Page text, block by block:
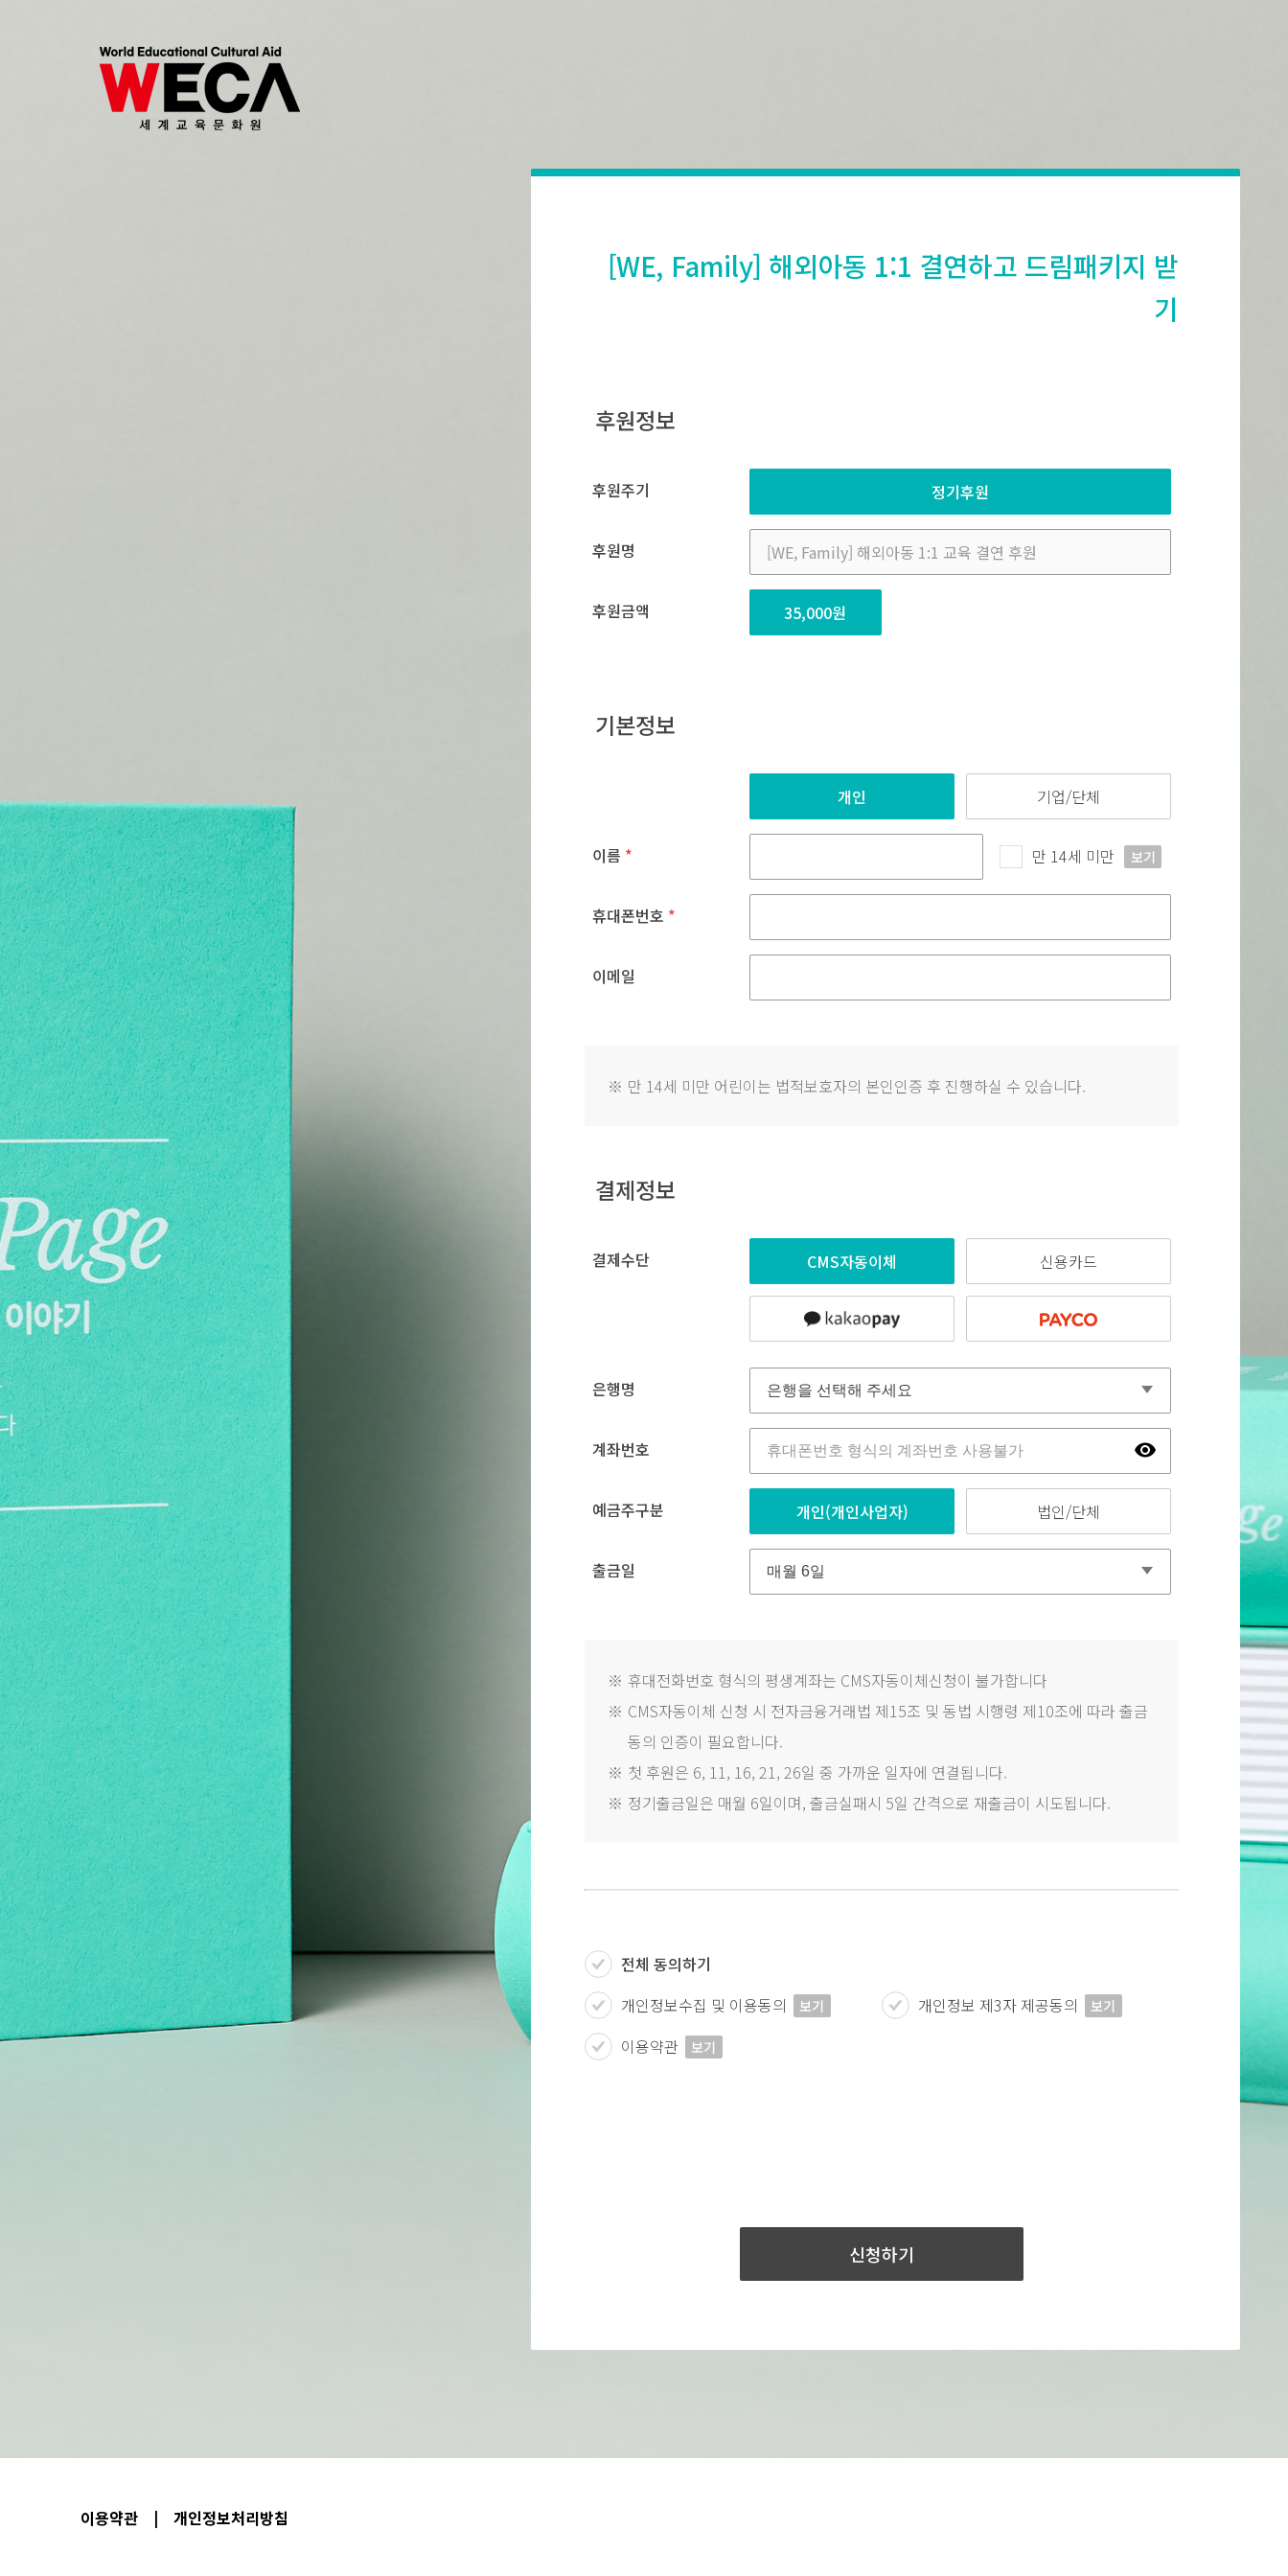
[WE, Family] 해외아동 1:1 결연하고 드림패키지 받
기
후원정보
후원주기 정기후원
후원명
후원금액 35,000원
기본정보
개인 기업/단체
이름 * 만 14세 미만 보기
휴대폰번호 *
이메일
※ 만 14세 미만 어린이는 법적보호자의 본인인증 후 진행하실 수 있습니다.
결제정보
결제수단 CMS자동이체 신용카드
은행명
계좌번호
예금주구분 개인(개인사업자) 법인/단체
출금일
※ 휴대전화번호 형식의 평생계좌는 CMS자동이체신청이 불가합니다
※ CMS자동이체 신청 시 전자금융거래법 제15조 및 동법 시행령 제10조에 따라 출금
동의 인증이 필요합니다.
※ 첫 후원은 6, 11, 16, 21, 26일 중 가까운 일자에 연결됩니다.
※ 정기출금일은 매월 6일이며, 출금실패시 5일 간격으로 재출금이 시도됩니다.
전체 동의하기
개인정보수집 및 이용동의
보기 개인정보 제3자 제공동의 보기
이용약관 보기
신청하기
이용약관 | 개인정보처리방침